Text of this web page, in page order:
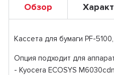
Обзор
Кассета для бумаги PF-
Опция подходит для
- Kyocera ECOSYS